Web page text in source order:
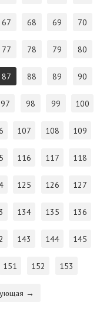
67 68 69 70
77 78 79 80
87 88 89 90
97 98 99 100
107 108 109
116 117 118
125 126 127
134 135 136
143 144 145
151 152 153
→